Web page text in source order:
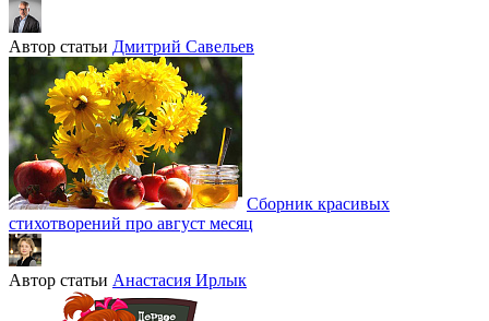
Автор статьи Дмитрий Савельев
Сборник красивых
стихотворений про август месяц
Автор статьи Анастасия Ирлык